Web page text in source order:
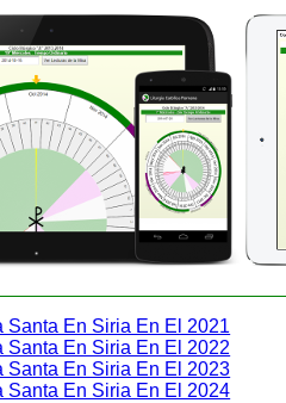
Santa En Siria En El 2021
Santa En Siria En El 2022
Santa En Siria En El 2023
Santa En Siria En El 2024